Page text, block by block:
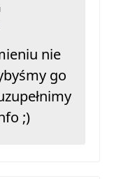
nie
go
;)